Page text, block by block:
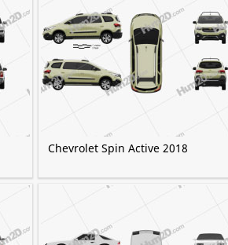
Chevrolet Spin Active 2018